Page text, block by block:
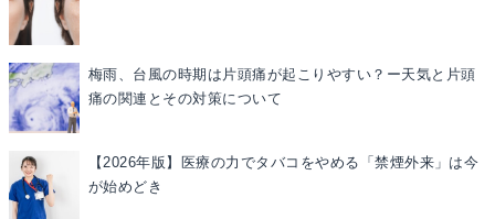
梅雨、台風の時期は片頭痛が起こりやすい？ー天気と片頭
痛の関連とその対策について
【2026年版】医療の力でタバコをやめる「禁煙外来」は今
が始めどき